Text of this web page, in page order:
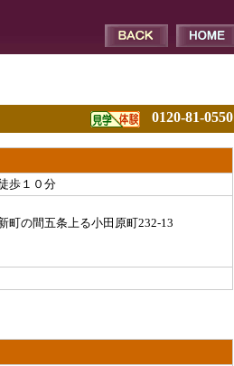
0120-81-0550
歩１０分
町の間五条上る小田原町232-13